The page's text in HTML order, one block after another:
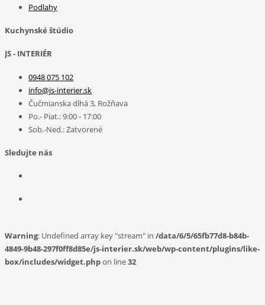
Podlahy
Kuchynské štúdio
JS - INTERIÉR
0948 075 102
info@js-interier.sk
Čučmianska dlhá 3, Rožňava
Po.- Piat.: 9:00 - 17:00
Sob.-Ned.: Zatvorené
Sledujte nás
Warning: Undefined array key "stream" in /data/6/5/65fb77d8-b84b-
4849-9b48-297f0ff8d85e/js-interier.sk/web/wp-content/plugins/like-
box/includes/widget.phpon line32